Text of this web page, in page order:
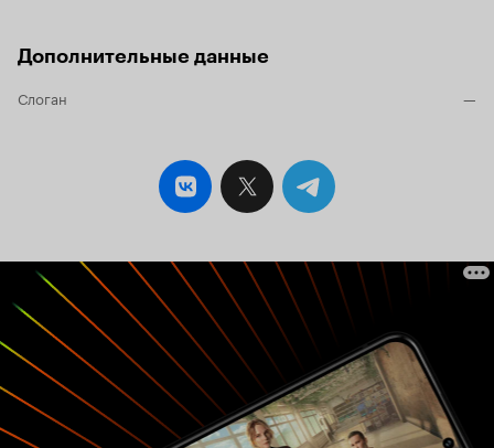
Дополнительные данные
Слоган —